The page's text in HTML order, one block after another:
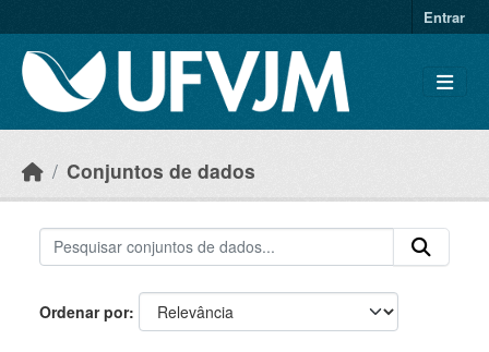
Entrar
Conjuntos de dados
Ordenar por